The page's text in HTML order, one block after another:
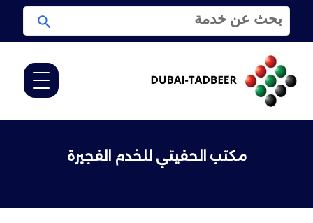
ب
ث
ع
:
ب
ح
ث
مكتب الحفيتي للخدم الفجيرة